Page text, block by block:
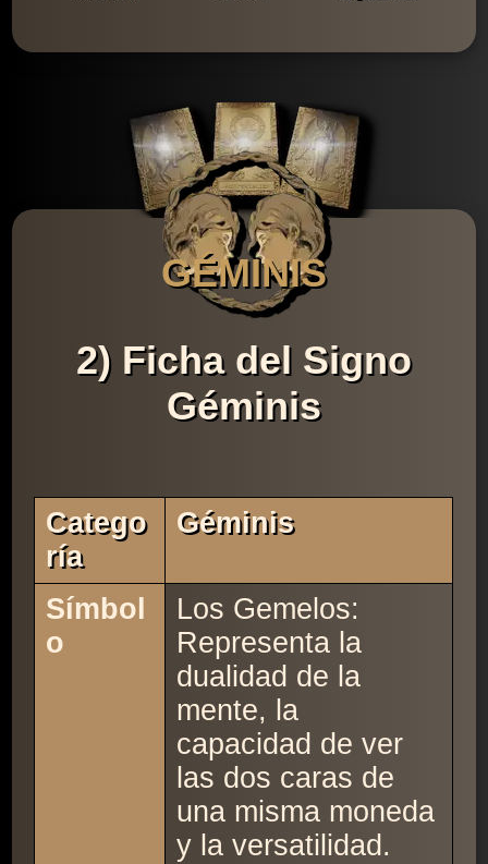
GÉMINIS
2) Ficha del Signo
Géminis
Catego
Ría
Géminis
Símbol
o
Los Gemelos:
Representa la
dualidad de la
mente, la
capacidad de ver
las dos caras de
una misma moneda
y la versatilidad.